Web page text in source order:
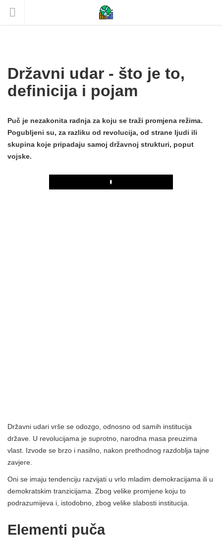
Državni udar - što je to,
definicija i pojam
Puč je nezakonita radnja za koju se traži promjena režima.
Pogubljeni su, za razliku od revolucija, od strane ljudi ili
skupina koje pripadaju samoj državnoj strukturi, poput
vojske.
Play
Državni udari vrše se odozgo, odnosno od samih institucija
države. U revolucijama je suprotno, narodna masa preuzima
vlast. Izvode se brzo i nasilno, nakon prethodnog razdoblja tajne
zavjere.
Oni se imaju tendenciju razvijati u vrlo mladim demokracijama ili u
demokratskim tranzicijama. Zbog velike promjene koju to
podrazumijeva i, istodobno, zbog velike slabosti institucija.
Elementi puča